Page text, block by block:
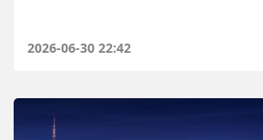
2026-06-30 22:42